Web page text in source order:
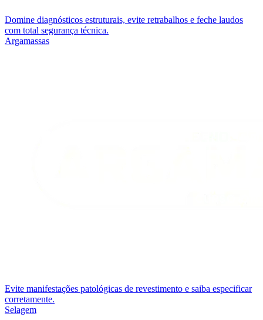
Domine diagnósticos estruturais, evite retrabalhos e feche laudos
com total segurança técnica.
Argamassas
Evite manifestações patológicas de revestimento e saiba especificar
corretamente.
Selagem